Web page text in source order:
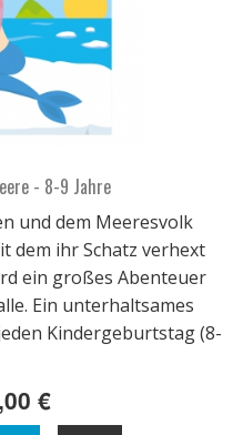
- 8-9 Jahre
und dem Meeresvolk
dem ihr Schatz verhext
ein großes Abenteuer
Ein unterhaltsames
Kindergeburtstag (8-
€